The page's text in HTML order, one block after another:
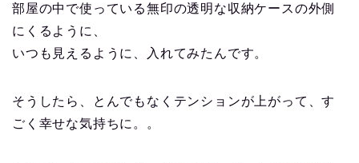
部屋の中で使っている無印の透明な収納ケースの外側
にくるように、
いつも見えるように、入れてみたんです。
そうしたら、とんでもなくテンションが上がって、す
ごく幸せな気持ちに。。